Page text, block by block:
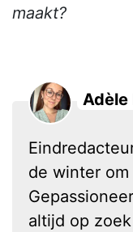
maakt?
Adèle
de winter
altijd op